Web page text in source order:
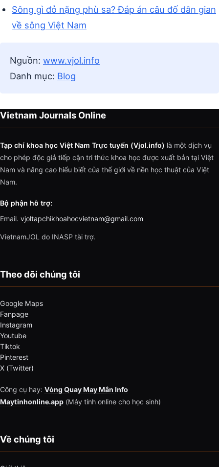
Sông gì đỏ nặng phù sa? Đáp án câu đố dân gian
về sông Việt Nam
Nguồn: www.vjol.info
Danh mục: Blog
Vietnam Journals Online
Tạp chí khoa học Việt Nam Trực tuyến (Vjol.info) là một dịch vụ
cho phép độc giả tiếp cận tri thức khoa học được xuất bản tại Việt
Nam và nâng cao hiểu biết của thế giới về nền học thuật của Việt
Nam.
Bộ phận hỗ trợ:
Email. vjoltapchikhoahocvietnam@gmail.com
VietnamJOL do INASP tài trợ.
Theo dõi chúng tôi
Google Maps
Fanpage
Instagram
Youtube
Tiktok
Pinterest
X (Twitter)
Công cụ hay: Vòng Quay May Mắn Info
Maytinhonline.app (Máy tính online cho học sinh)
Về chúng tôi